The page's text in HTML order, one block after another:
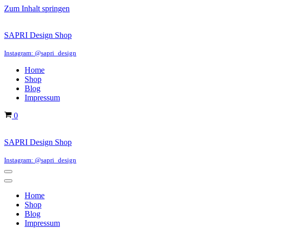
Zum Inhalt springen
SAPRI Design Shop
Instagram: @sapri_design
Home
Shop
Blog
Impressum
Warenkorb
0
SAPRI Design Shop
Instagram: @sapri_design
Navigations-
Menü
Navigations-
Home
Shop
Blog
Impressum